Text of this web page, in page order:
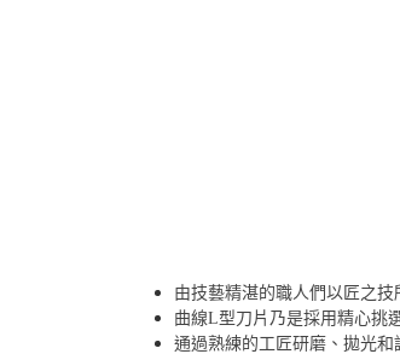
由技藝精湛的職人們以匠之
曲線L型刀片乃是採用精心挑
通過熟練的工匠研磨、拋光